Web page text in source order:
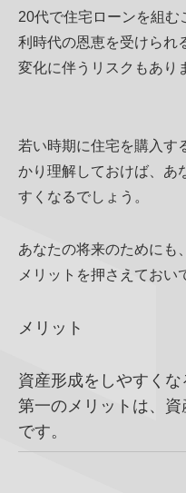
20代で住宅ローンを組む
利時代の恩恵を受けられ
変化に伴うリスクもあり
若い時期に住宅を購入す
かり理解しておけば、あ
すくなるでしょう。
あなたの将来のためにも
メリットを押さえておい
メリット
資産形成をしやすくな
第一のメリットは、
です。